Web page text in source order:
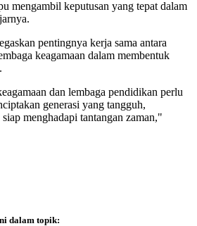
mengambil keputusan yang tepat dalam
pentingnya kerja sama antara
keagamaan dalam membentuk
dan lembaga pendidikan perlu
generasi yang tangguh,
menghadapi tantangan zaman,"
dalam topik: